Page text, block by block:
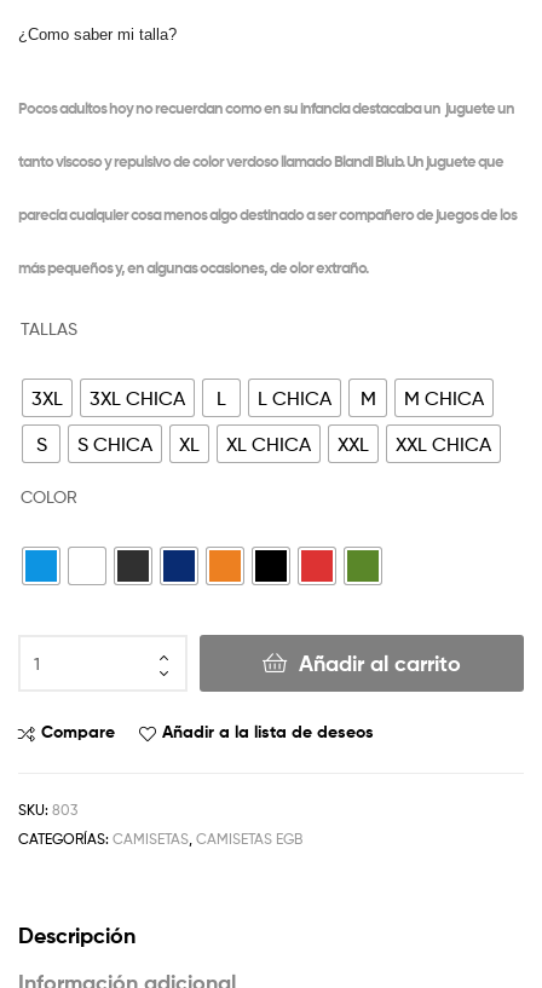
¿Como saber mi talla?
Pocos adultos hoy no recuerdan como en su infancia destacaba un juguete un
tanto viscoso y repulsivo de color verdoso llamado Blandi Blub. Un juguete que
parecía cualquier cosa menos algo destinado a ser compañero de juegos de los
más pequeños y, en algunas ocasiones, de olor extraño.
TALLAS
3XL 3XL CHICA L L CHICA M
M CHICA
S
S CHICA XL XL CHICA XXL XXL CHICA
COLOR
Añadir al carrito
Compare Añadir a la lista de deseos
SKU: 803
CATEGORÍAS: CAMISETAS, CAMISETAS EGB
Descripción